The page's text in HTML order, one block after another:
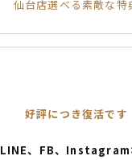
仙台店選べる素敵な特
好評につき復活です
LINE、FB、Instagram